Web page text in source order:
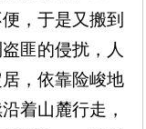
，于是又搬到
匪的侵扰，人
，依靠险峻地
着山麓行走，